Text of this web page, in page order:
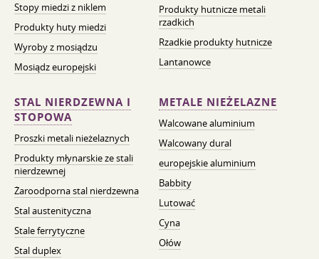
Stopy miedzi z niklem
Produkty huty miedzi
Wyroby z mosiądzu
Mosiądz europejski
Produkty hutnicze metali
rzadkich
Rzadkie produkty hutnicze
Lantanowce
STAL NIERDZEWNA I
STOPOWA
Proszki metali nieżelaznych
Produkty młynarskie ze stali
nierdzewnej
Żaroodporna stal nierdzewna
Stal austenityczna
Stale ferrytyczne
Stal duplex
METALE NIEŻELAZNE
Walcowane aluminium
Walcowany dural
europejskie aluminium
Babbity
Lutować
Cyna
Ołów